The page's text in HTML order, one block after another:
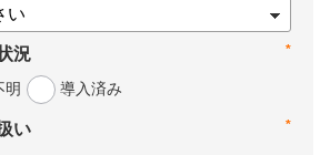
*
況
明 導入済み
*
い